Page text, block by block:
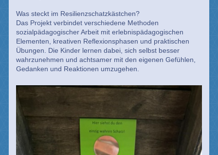
Was steckt im Resilienzschatzkästchen?
Das Projekt verbindet verschiedene Methoden
sozialpädagogischer Arbeit mit erlebnispädagogischen
Elementen, kreativen Reflexionsphasen und praktischen
Übungen. Die Kinder lernen dabei, sich selbst besser
wahrzunehmen und achtsamer mit den eigenen Gefühlen,
Gedanken und Reaktionen umzugehen.